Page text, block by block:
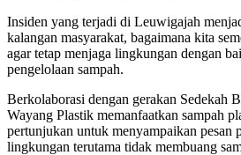
Insiden yang terjadi di Leuwigajah
kalangan masyarakat, bagaimana kita
agar tetap menjaga lingkungan dengan
pengelolaan sampah.
Berkolaborasi dengan gerakan Sedekah
Wayang Plastik memanfaatkan sampah
pertunjukan untuk menyampaikan pesan
lingkungan terutama tidak membuang